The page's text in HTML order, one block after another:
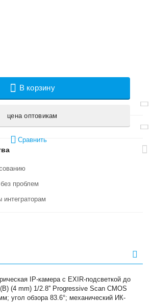
В корзину
цена оптовикам
Сравнить
проблем
IP-камера с EXIR-подсветкой до
(4 mm) 1/2.8'' Progressive Scan CMOS
угол обзора 83.6°; механический ИК-